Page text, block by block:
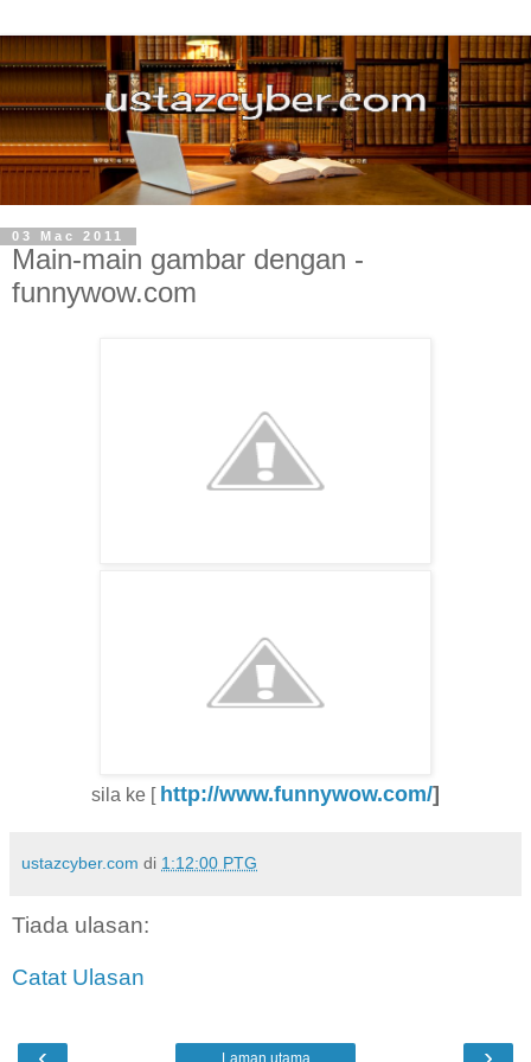
03 Mac 2011
Main-main gambar dengan -
funnywow.com
sila ke [ http://www.funnywow.com/]
ustazcyber.com di 1:12:00 PTG
Tiada ulasan:
Catat Ulasan
Laman utama